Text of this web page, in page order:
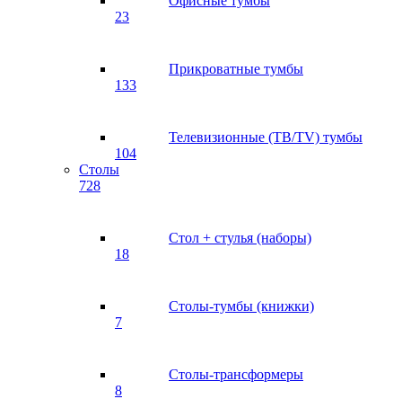
23
Прикроватные тумбы
133
Телевизионные (ТВ/TV) тумбы
104
Столы
728
Стол + стулья (наборы)
18
Столы-тумбы (книжки)
7
Столы-трансформеры
8